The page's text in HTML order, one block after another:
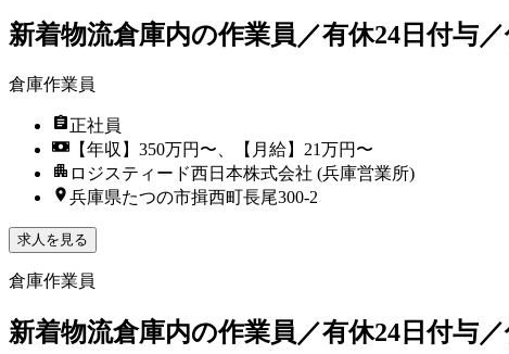
新着物流倉庫内の作業員／有休24日付与
倉庫作業員
正社員
【年収】350万円〜、【月給】21万円〜
ロジスティード西日本株式会社 (兵庫営業所)
兵庫県たつの市揖西町長尾300-2
求人を見る
倉庫作業員
新着物流倉庫内の作業員／有休24日付与